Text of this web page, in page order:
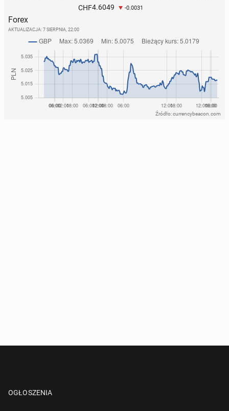
CHF4.6049 -0.0031
Forex
AKTUALIZACJA: 7 SIERPNIA, 22:00
Źródło: currencybeacon.com
OGŁOSZENIA